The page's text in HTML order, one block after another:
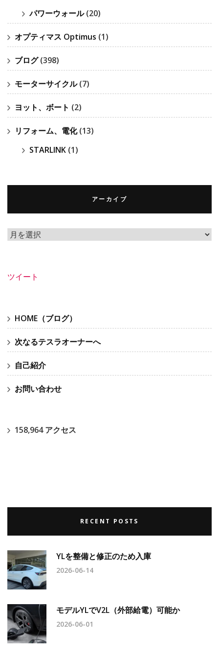
パワーウォール(20)
オプティマス Optimus (1)
ブログ(398)
モーターサイクル(7)
ヨット、ボート (2)
リフォーム、電化(13)
STARLINK (1)
アーカイブ
ア
イ
ツイート
HOME（ブログ）
次なるテスラオーナーへ
自己紹介
お問い合わせ
158,964 アクセス
RECENT POSTS
YLを整備と修正のため入庫
2026-06-14
モデルYLでV2L（外部給電）可能か
2026-06-01